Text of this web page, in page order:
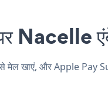
एंबेड
खाएं, और Apple Pay